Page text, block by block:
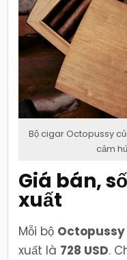
Bộ cigar Octopussy
cảm
Giá bán,
xuất
Mỗi bộ Octopussy
xuất là 728 USD.